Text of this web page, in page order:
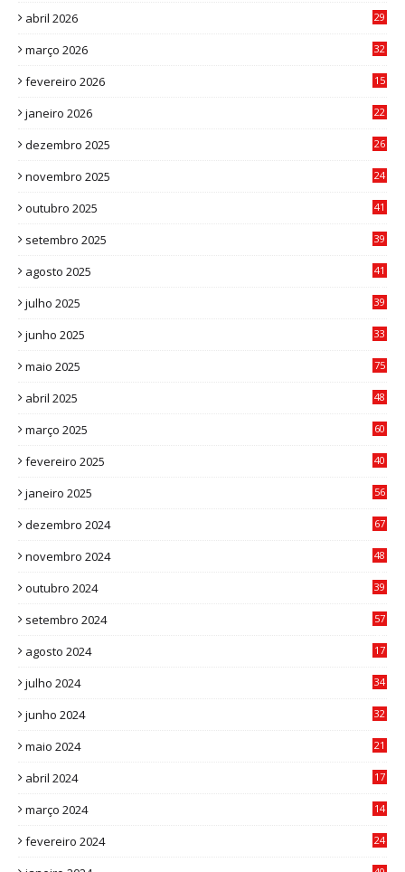
abril 2026
29
março 2026
32
fevereiro 2026
15
janeiro 2026
22
dezembro 2025
26
novembro 2025
24
outubro 2025
41
setembro 2025
39
agosto 2025
41
julho 2025
39
junho 2025
33
maio 2025 75
abril 2025
48
março 2025
60
fevereiro 2025
40
janeiro 2025
56
dezembro 2024
67
novembro 2024
48
outubro 2024
39
setembro 2024
57
agosto 2024
17
julho 2024
34
junho 2024
32
maio 2024
21
abril 2024
17
março 2024
14
fevereiro 2024
24